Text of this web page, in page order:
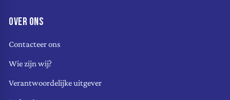
OVER ONS
Contacteer ons
Wie zijn wij?
Verantwoordelijke uitgever